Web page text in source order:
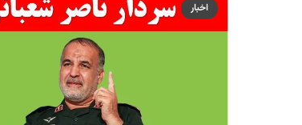
اخبار